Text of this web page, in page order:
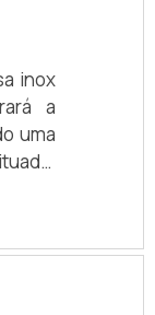
inox
a
uma
da